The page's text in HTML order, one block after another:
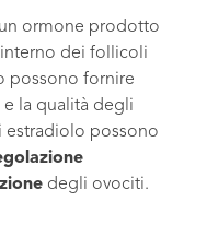
un ormone prodotto
dei follicoli
possono fornire
la qualità degli
estradiolo possono
degli ovociti.